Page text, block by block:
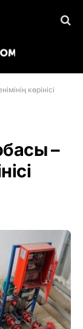
көрінісі
–